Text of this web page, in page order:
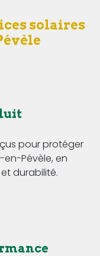
solaires
pour protéger
Pévèle, en
durabilité.